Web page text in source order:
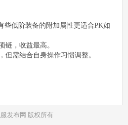
些低阶装备的附加属性更适合PK如
链，收益最高。
但需结合自身操作习惯调整。
发布网 版权所有